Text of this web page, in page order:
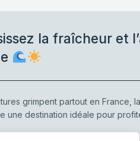
la fraîcheur et
grimpent partout en France,
une destination idéale pour